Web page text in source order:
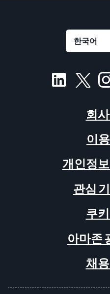
회
이
개인정
관심
쿠
아마존
채